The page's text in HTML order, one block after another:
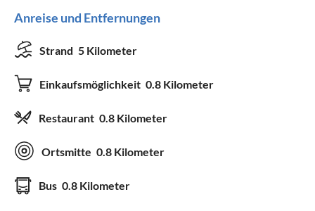
Anreise und Entfernungen
Strand 5 Kilometer
Einkaufsmöglichkeit 0.8 Kilometer
Restaurant 0.8 Kilometer
Ortsmitte 0.8 Kilometer
Bus 0.8 Kilometer